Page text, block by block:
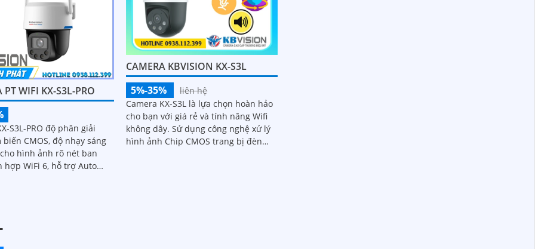
PT WIFI KX-S3L-PRO
S3L-PRO độ phân giải
biến CMOS, độ nhạy sáng
hình ảnh rõ nét ban
CAMERA KBVISION KX-S3L
5%-35%
liên hệ
Camera KX-S3L là lựa chọn hoàn hảo
cho bạn với giá rẻ và tính năng Wifi
không dây. Sử dụng công nghệ xử lý
hình ảnh Chip CMOS trang bị đèn